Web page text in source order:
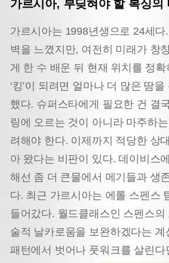
가르시아, 부딪혀야 할 복싱의
가르시아는 1998년생으로 24세
벽을 느꼈지만, 여전히 미래가 창
게 한 수 배운 뒤 현재 위치를 정
‘킹’이 되려면 얼마나 더 많은 땀
했다. 슈퍼스타에게 필요한 건 결
링에 오르는 것이 아니라 마주하
려해야 한다. 이제까지 적당한 상
아 왔다는 비판이 있다. 데이비스
해선 좀 더 큰물에서 메기들과 생
다. 최근 가르시아는 에롤 스펜스
들어갔다. 월드클래스인 스펜스의
술적 날카로움을 보완하겠다는 계
패턴에서 벗어나 풋워크를 살린